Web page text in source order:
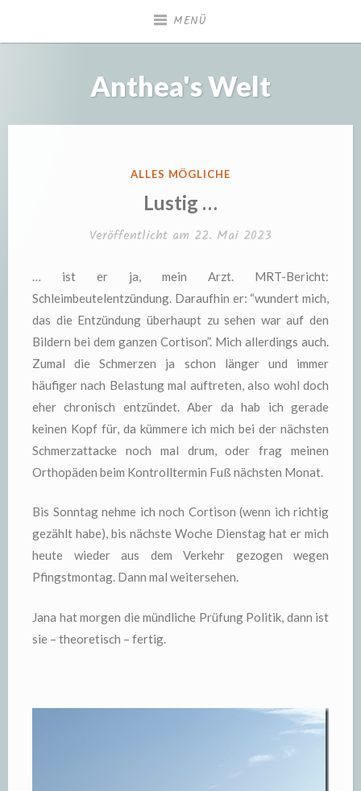
MENÜ
Anthea's Welt
VERÖFFENTLICHT
ALLES MÖGLICHE
Lustig …
Veröffentlicht am 22. Mai 2023
… ist er ja, mein Arzt. MRT-Bericht:
Schleimbeutelentzündung. Daraufhin er: “wundert mich,
das die Entzündung überhaupt zu sehen war auf den
Bildern bei dem ganzen Cortison”. Mich allerdings auch.
Zumal die Schmerzen ja schon länger und immer
häufiger nach Belastung mal auftreten, also wohl doch
eher chronisch entzündet. Aber da hab ich gerade
keinen Kopf für, da kümmere ich mich bei der nächsten
Schmerzattacke noch mal drum, oder frag meinen
Orthopäden beim Kontrolltermin Fuß nächsten Monat.
Bis Sonntag nehme ich noch Cortison (wenn ich richtig
gezählt habe), bis nächste Woche Dienstag hat er mich
heute wieder aus dem Verkehr gezogen wegen
Pfingstmontag. Dann mal weitersehen.
Jana hat morgen die mündliche Prüfung Politik, dann ist
sie – theoretisch – fertig.